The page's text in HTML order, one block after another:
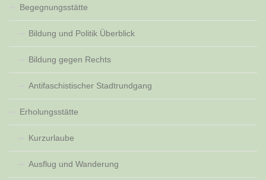
Begegnungsstätte
Bildung und Politik Überblick
Bildung gegen Rechts
Antifaschistischer Stadtrundgang
Erholungsstätte
Kurzurlaube
Ausflug und Wanderung